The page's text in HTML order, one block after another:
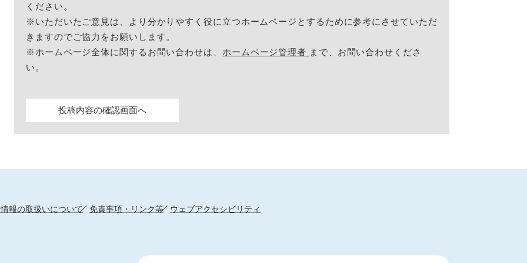
ください。
※いただいたご意見は、より分かりやすく役に立つホームページとするために参考にさせていただ
きますのでご協力をお願いします。
※ホームページ全体に関するお問い合わせは、 ホームページ管理者 まで、お問い合わせくださ
い。
報の取扱いについて 免責事項・リンク等 ウェブアクセシビリティ